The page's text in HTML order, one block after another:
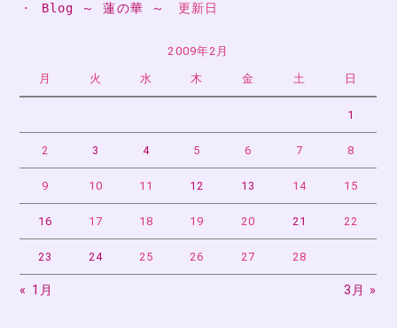
・ Blog ～ 蓮の華 ～ 更新日
2009年2月
月 火 水 木 金 土 日
1
2 3 4 5 6 7 8
9 10 11 12 13 14 15
16 17 18 19 20 21 22
23 24 25 26 27 28
« 1月 3月 »